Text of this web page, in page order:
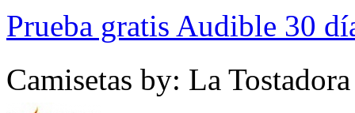
Prueba gratis Audible 30
Camisetas by: La Tostadora